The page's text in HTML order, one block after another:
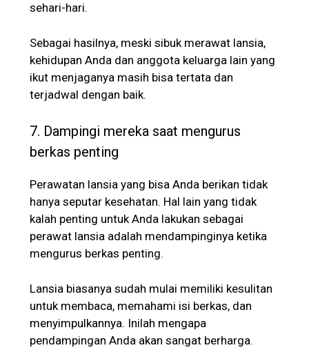
sehari-hari.
Sebagai hasilnya, meski sibuk merawat lansia,
kehidupan Anda dan anggota keluarga lain yang
ikut menjaganya masih bisa tertata dan
terjadwal dengan baik.
7. Dampingi mereka saat mengurus
berkas penting
Perawatan lansia yang bisa Anda berikan tidak
hanya seputar kesehatan. Hal lain yang tidak
kalah penting untuk Anda lakukan sebagai
perawat lansia adalah mendampinginya ketika
mengurus berkas penting.
Lansia biasanya sudah mulai memiliki kesulitan
untuk membaca, memahami isi berkas, dan
menyimpulkannya. Inilah mengapa
pendampingan Anda akan sangat berharga.